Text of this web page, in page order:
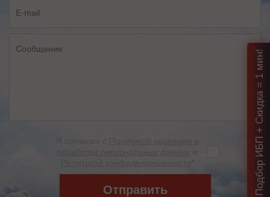
Отправить Подбор ИБП + Скидка = 1 мин!